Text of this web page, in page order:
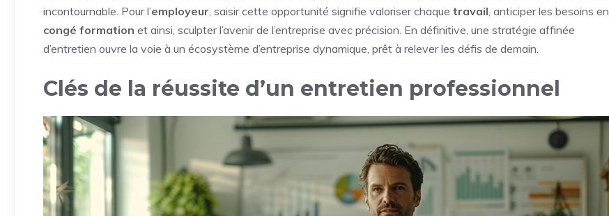
incontournable. Pour l’employeur, saisir cette opportunité signifie valoriser chaque travail, anticiper les besoins en
congé formation et ainsi, sculpter l’avenir de l’entreprise avec précision. En définitive, une stratégie affinée
d’entretien ouvre la voie à un écosystème d’entreprise dynamique, prêt à relever les défis de demain.
Clés de la réussite d’un entretien professionnel